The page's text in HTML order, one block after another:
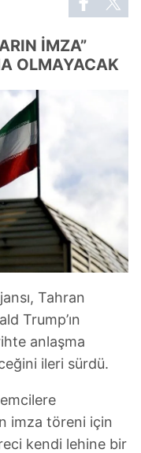
İMZA”
OLMAYACAK
Tahran
Trump’ın
anlaşma
ileri sürdü.
imza töreni için
kendi lehine bir